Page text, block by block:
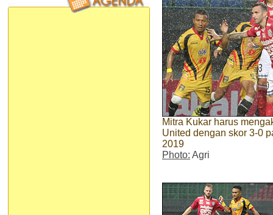
Mitra Kukar harus
United dengan skor 3-0
2019
Photo: Agri